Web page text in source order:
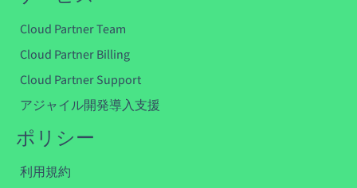
Cloud Partner Team
Cloud Partner Billing
Cloud Partner Support
アジャイル開発導入支援
ポリシー
利用規約